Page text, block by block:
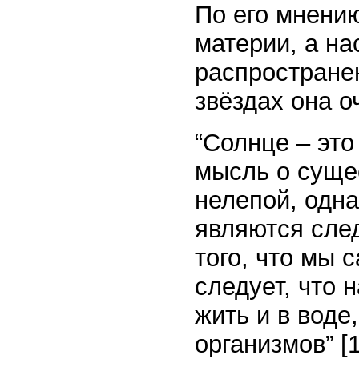
По его
материи, а
звёздах она
“Солнце –
мысль о
нелепой,
являются
того, что мы
следует, что
жить и в
организмов”